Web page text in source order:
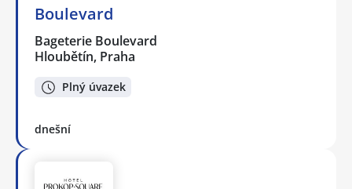
Boulevard
Bageterie Boulevard
Hloubětín, Praha
Plný úvazek
dnešní